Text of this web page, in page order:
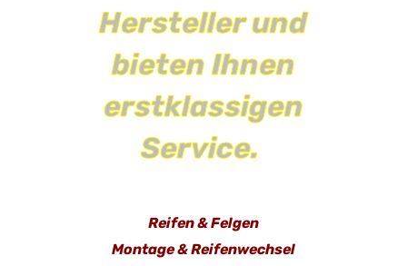
Hersteller und
bieten Ihnen
erstklassigen
Service.
Reifen & Felgen
Montage & Reifenwechsel